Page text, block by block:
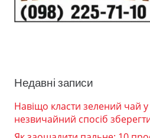
Недавні записи
Навіщо класти зелений чай
незвичайний спосіб